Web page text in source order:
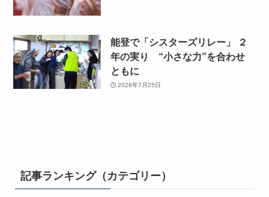
能登で「シスターズリレー」 ２
年の実り “小さな力”を合わせ
ともに
2026年7月25日
記事ランキング（カテゴリー）